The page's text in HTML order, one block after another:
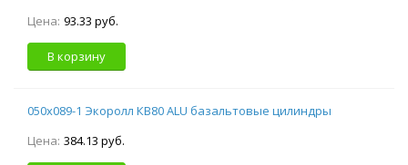
Цена: 93.33 руб.
В корзину
050х089-1 Экоролл КВ80 ALU базальтовые цилиндры
Цена: 384.13 руб.